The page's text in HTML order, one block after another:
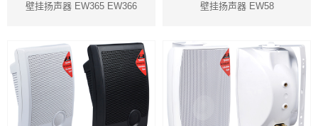
壁挂扬声器 EW365 EW366 壁挂扬声器 EW58